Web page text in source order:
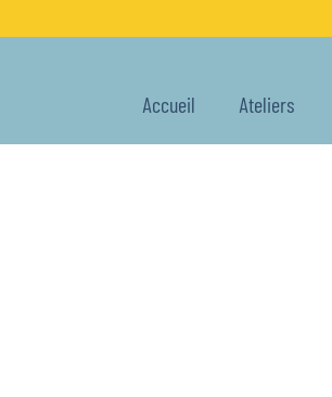
Accueil Ateliers